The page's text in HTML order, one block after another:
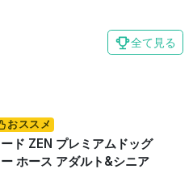
全て見る
おススメ
ド ZEN プレミアムドッグ
ホース アダルト&シニア